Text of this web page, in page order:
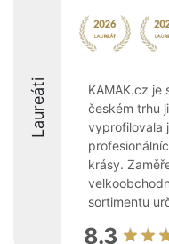
Laureáti
KAMAK.cz je
českém trhu
vyprofilovala
krásy.
sortimentu
8.3